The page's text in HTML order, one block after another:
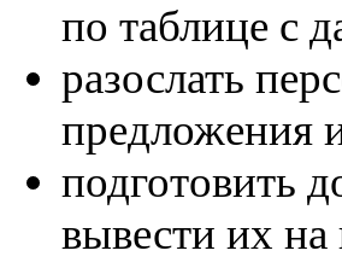
по таблице с
разослать
предложения
подготовить
вывести их на